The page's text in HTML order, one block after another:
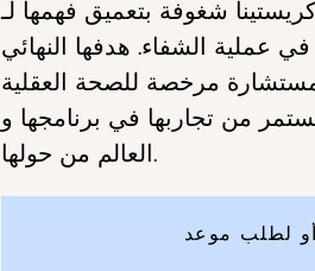
شغوفة بتعميق فهمها لـ
عملية الشفاء. هدفها النهائي
من تجاربها في برنامجها و
العالم من حولها.
لطلب موعد